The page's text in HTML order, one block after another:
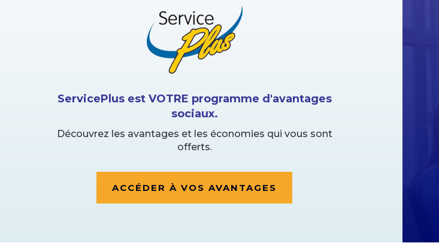
ServicePlus est VOTRE programme d'avantages
sociaux.
Découvrez les avantages et les économies qui vous sont
offerts.
ACCÉDER À VOS AVANTAGES